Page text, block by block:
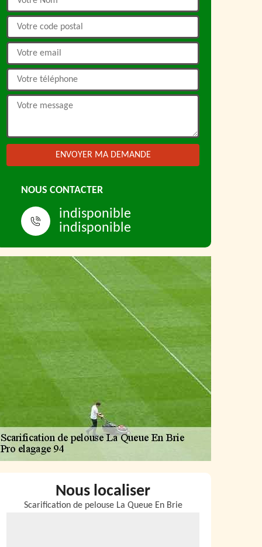
NOUS CONTACTER
indisponible
indisponible
Nous localiser
Scarification de pelouse La Queue En Brie